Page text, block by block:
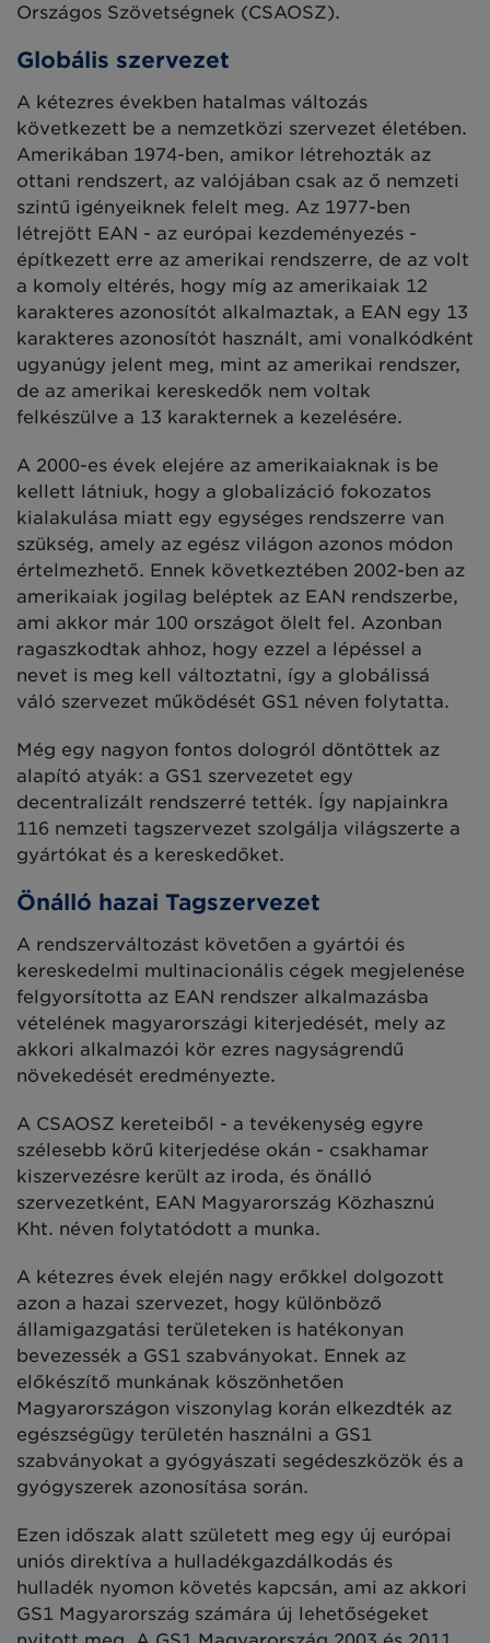
Országos Szövetségnek (CSAOSZ).
Globális szervezet
A kétezres években hatalmas változás
következett be a nemzetközi szervezet életében.
Amerikában 1974-ben, amikor létrehozták az
ottani rendszert, az valójában csak az ő nemzeti
szintű igényeiknek felelt meg. Az 1977-ben
létrejött EAN - az európai kezdeményezés -
építkezett erre az amerikai rendszerre, de az volt
a komoly eltérés, hogy míg az amerikaiak 12
karakteres azonosítót alkalmaztak, a EAN egy 13
karakteres azonosítót használt, ami vonalkódként
ugyanúgy jelent meg, mint az amerikai rendszer,
de az amerikai kereskedők nem voltak
felkészülve a 13 karakternek a kezelésére.
A 2000-es évek elejére az amerikaiaknak is be
kellett látniuk, hogy a globalizáció fokozatos
kialakulása miatt egy egységes rendszerre van
szükség, amely az egész világon azonos módon
értelmezhető. Ennek következtében 2002-ben az
amerikaiak jogilag beléptek az EAN rendszerbe,
ami akkor már 100 országot ölelt fel. Azonban
ragaszkodtak ahhoz, hogy ezzel a lépéssel a
nevet is meg kell változtatni, így a globálissá
váló szervezet működését GS1 néven folytatta.
Még egy nagyon fontos dologról döntöttek az
alapító atyák: a GS1 szervezetet egy
decentralizált rendszerré tették. Így napjainkra
116 nemzeti tagszervezet szolgálja világszerte a
gyártókat és a kereskedőket.
Önálló hazai Tagszervezet
A rendszerváltozást követően a gyártói és
kereskedelmi multinacionális cégek megjelenése
felgyorsította az EAN rendszer alkalmazásba
vételének magyarországi kiterjedését, mely az
akkori alkalmazói kör ezres nagyságrendű
növekedését eredményezte.
A CSAOSZ kereteiből - a tevékenység egyre
szélesebb körű kiterjedése okán - csakhamar
kiszervezésre került az iroda, és önálló
szervezetként, EAN Magyarország Közhasznú
Kht. néven folytatódott a munka.
A kétezres évek elején nagy erőkkel dolgozott
azon a hazai szervezet, hogy különböző
államigazgatási területeken is hatékonyan
bevezessék a GS1 szabványokat. Ennek az
előkészítő munkának köszönhetően
Magyarországon viszonylag korán elkezdték az
egészségügy területén használni a GS1
szabványokat a gyógyászati segédeszközök és a
gyógyszerek azonosítása során.
Ezen időszak alatt született meg egy új európai
uniós direktíva a hulladékgazdálkodás és
hulladék nyomon követés kapcsán, ami az akkori
GS1 Magyarország számára új lehetőségeket